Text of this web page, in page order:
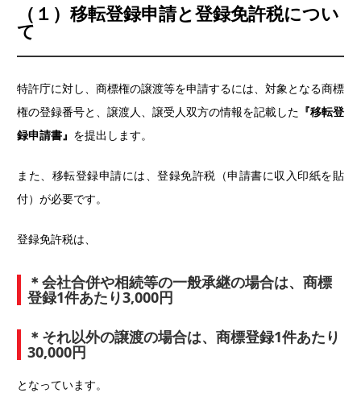
（１）移転登録申請と登録免許税につい
て
特許庁に対し、商標権の譲渡等を申請するには、対象となる商標
権の登録番号と、譲渡人、譲受人双方の情報を記載した 『移転登
録申請書』 を提出します。
また、移転登録申請には、登録免許税（申請書に収入印紙を貼
付）が必要です。
登録免許税は、
＊会社合併や相続等の一般承継の場合は、商標
登録1件あたり3,000円
＊それ以外の譲渡の場合は、商標登録1件あたり
30,000円
となっています。